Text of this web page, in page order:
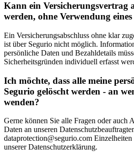
Kann ein Versicherungsvertrag
werden, ohne Verwendung
Ein Versicherungsabschluss ohne klar
ist über Segurio nicht möglich.
persönliche Daten und Bezahldetails
Sicherheitsgründen individuell erfasst
Ich möchte, dass alle meine
Segurio gelöscht werden - an
wenden?
Gerne können Sie alle Fragen oder auch
Daten an unseren
dataprotection@segurio.com
unserer Datenschutzerklärung.